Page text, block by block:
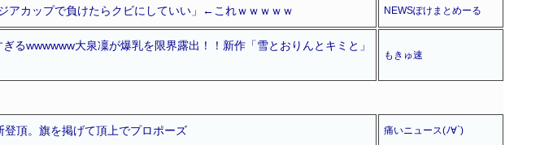
アカップで負けたらクビにしていい」←これｗｗｗｗｗ NEWSぽけまとめーる
るwwwwww大泉凜が爆乳を限界露出！！新作「雪とおりんとキミと」
もきゅ速
登頂。旗を掲げて頂上でプロポーズ 痛いニュース(ﾉ∀`)